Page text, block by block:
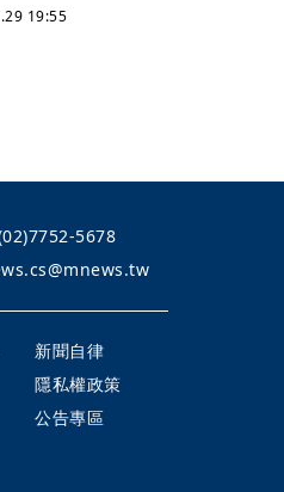
19:55
5678
新聞自律
隱私權政策
公告專區